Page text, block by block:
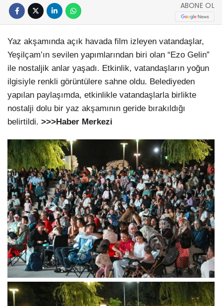
ABONE OL
Yaz akşamında açık havada film izleyen vatandaşlar,
Yeşilçam’ın sevilen yapımlarından biri olan “Ezo Gelin”
ile nostaljik anlar yaşadı. Etkinlik, vatandaşların yoğun
ilgisiyle renkli görüntülere sahne oldu. Belediyeden
yapılan paylaşımda, etkinlikle vatandaşlarla birlikte
nostalji dolu bir yaz akşamının geride bırakıldığı
belirtildi. >>>Haber Merkezi